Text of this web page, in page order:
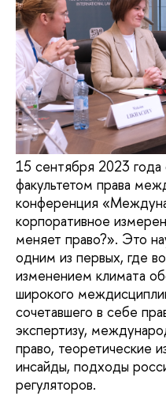
15 сентября 2023 года
факультетом права
конференция
корпоративное
меняет право?». Это
одним из первых, где
изменением климата
широкого
сочетавшего в себе
экспертизу,
право, теоретические
инсайды, подходы
регуляторов.